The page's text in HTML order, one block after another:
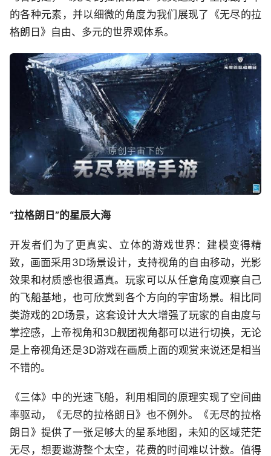
的各种元素，并以细微的角度为我们展现了《无尽的拉
格朗日》自由、多元的世界观体系。
“拉格朗日”的星辰大海
开发者们为了更真实、立体的游戏世界：建模变得精
致，画面采用3D场景设计，支持视角的自由移动，光影
效果和材质感也很逼真。玩家可以从任意角度观察自己
的飞船基地，也可欣赏到各个方向的宇宙场景。相比同
类游戏的2D场景，这套设计大大增强了玩家的自由度与
掌控感，上帝视角和3D舰团视角都可以进行切换，无论
是上帝视角还是3D游戏在画质上面的观赏来说还是相当
不错的。
《三体》中的光速飞船，利用相同的原理实现了空间曲
率驱动，《无尽的拉格朗日》也不例外。《无尽的拉格
朗日》提供了一张足够大的星系地图，未知的区域茫茫
无尽，想要遨游整个太空，花费的时间难以计数。值得